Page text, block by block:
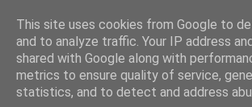
This site uses cookies from Google to
and to analyze traffic. Your IP address
shared with Google along with
metrics to ensure quality of service,
statistics, and to detect and address